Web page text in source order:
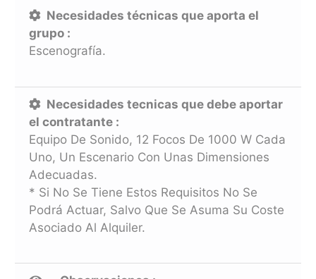
Necesidades técnicas que aporta el
grupo :
Escenografía.
Necesidades tecnicas que debe aportar
el contratante :
Equipo De Sonido, 12 Focos De 1000 W Cada
Uno, Un Escenario Con Unas Dimensiones
Adecuadas.
* Si No Se Tiene Estos Requisitos No Se
Podrá Actuar, Salvo Que Se Asuma Su Coste
Asociado Al Alquiler.